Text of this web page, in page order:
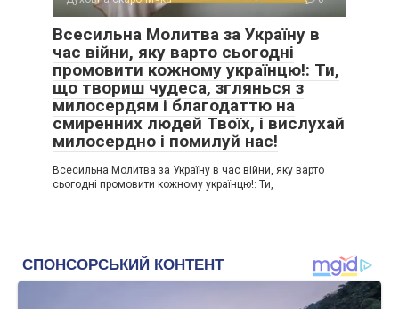
Всесильна Молитва за Україну в
час війни, яку варто сьогодні
промовити кожному українцю!: Ти,
що твориш чудеса, зглянься з
милосердям і благодаттю на
смиренних людей Твоїх, і вислухай
милосердно і помилуй нас!
Всесильна Молитва за Україну в час війни, яку варто
сьогодні промовити кожному українцю!: Ти,